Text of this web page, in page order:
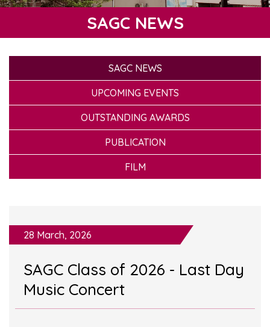
SAGC NEWS
SAGC NEWS
UPCOMING EVENTS
OUTSTANDING AWARDS
PUBLICATION
FILM
28 March, 2026
SAGC Class of 2026 - Last Day
Music Concert